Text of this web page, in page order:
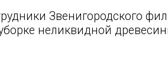
Звенигородского
неликвидной